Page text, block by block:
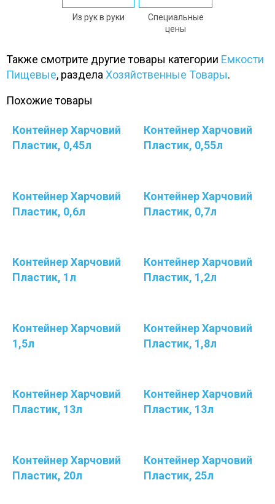
Из рук в руки
Специальные
цены
Также смотрите другие товары категории Емкости
Пищевые, разделаХозяйственные Товары.
Похожие товары
Контейнер Харчовий
Пластик, 0,45л
Контейнер Харчовий
Пластик, 0,55л
Контейнер Харчовий
Пластик, 0,6л
Контейнер Харчовий
Пластик, 0,7л
Контейнер Харчовий
Пластик, 1л
Контейнер Харчовий
Пластик, 1,2л
Контейнер Харчовий
1,5л
Контейнер Харчовий
Пластик, 1,8л
Контейнер Харчовий
Пластик, 13л
Контейнер Харчовий
Пластик, 13л
Контейнер Харчовий
Пластик, 20л
Контейнер Харчовий
Пластик, 25л